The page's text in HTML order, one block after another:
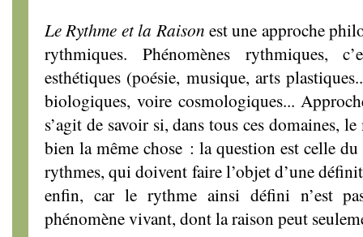
Le Rythme et la Raison est une approche
rythmiques. Phénomènes rythmiques,
esthétiques (poésie, musique, arts
biologiques, voire cosmologiques...
s’agit de savoir si, dans tous ces domaines,
bien la même chose : la question est celle
rythmes, qui doivent faire l’objet d’une
enfin, car le rythme ainsi défini n’est
phénomène vivant, dont la raison peut